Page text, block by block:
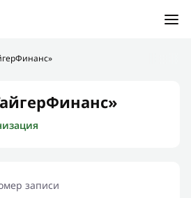
записи
форма не найдена.
нам
в ближайшее время и сообщим
новый запрос